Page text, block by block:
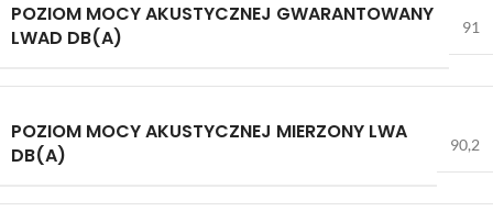
POZIOM MOCY AKUSTYCZNEJ GWARANTOWANY
LWAD DB(A)
91
POZIOM MOCY AKUSTYCZNEJ MIERZONY LWA
DB(A)
90,2